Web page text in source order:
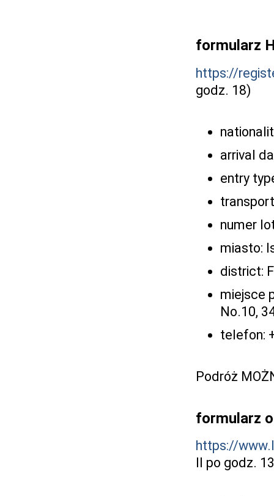
formularz
https://
godz. 18)
arrival
entry
numer
miasto:
district:
miejsce
No.10,
telefon:
Podróż
formularz
https://
II po godz.